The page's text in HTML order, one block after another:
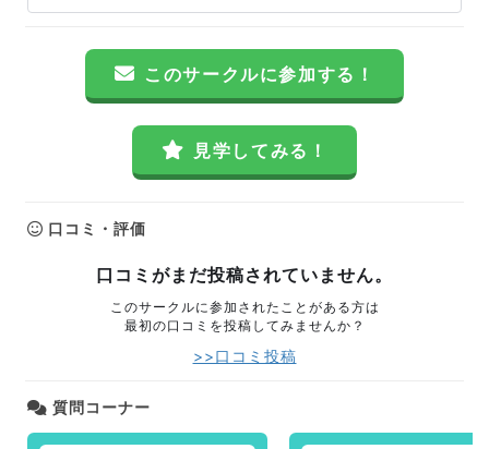
このサークルに参加する！
見学してみる！
口コミ・評価
口コミがまだ投稿されていません。
このサークルに参加されたことがある方は
最初の口コミを投稿してみませんか？
>>口コミ投稿
質問コーナー